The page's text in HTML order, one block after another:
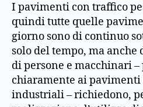
I pavimenti con traffico
quindi tutte quelle
giorno sono di continuo
solo del tempo, ma
di persone e macchinari –
chiaramente ai
industriali – richiedono,